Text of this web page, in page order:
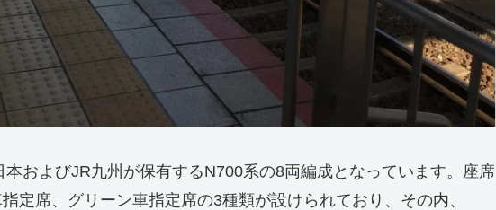
およびJR九州が保有するN700系の8両編成となっています。座席
定席、グリーン車指定席の3種類が設けられており、その内、